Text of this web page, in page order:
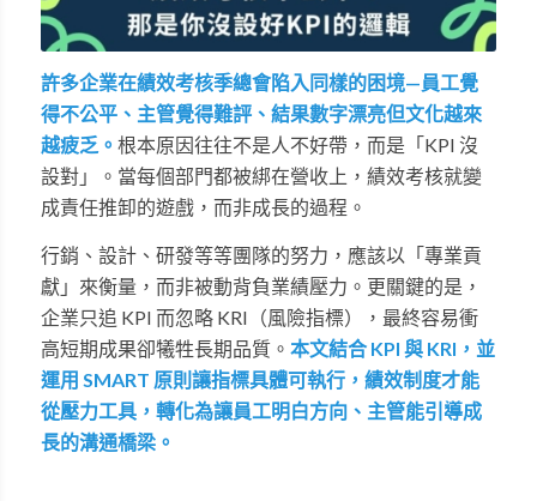
許多企業在績效考核季總會陷入同樣的困境—員工覺
得不公平、主管覺得難評、結果數字漂亮但文化越來
越疲乏。 根本原因往往不是人不好帶，而是「KPI 沒
設對」。當每個部門都被綁在營收上，績效考核就變
成責任推卸的遊戲，而非成長的過程。
行銷、設計、研發等等團隊的努力，應該以「專業貢
獻」來衡量，而非被動背負業績壓力。更關鍵的是，
企業只追 KPI 而忽略 KRI（風險指標），最終容易衝
高短期成果卻犧牲長期品質。 本文結合 KPI 與 KRI，並
運用 SMART 原則讓指標具體可執行，績效制度才能
從壓力工具，轉化為讓員工明白方向、主管能引導成
長的溝通橋梁。